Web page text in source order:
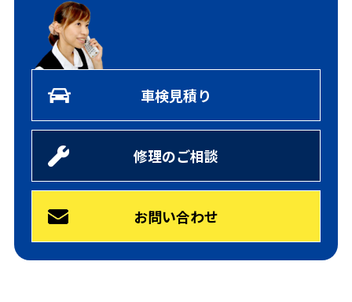
車検見積り
修理のご相談
お問い合わせ